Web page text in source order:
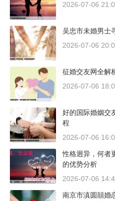
2026-07-06
吴忠市未婚男士
2026-07-06
征婚交友网全解
2026-07-06
好的国际婚姻交
程
2026-07-06
性格迥异，何者
的优势分析
2026-07-06
南京市滇圆囍婚